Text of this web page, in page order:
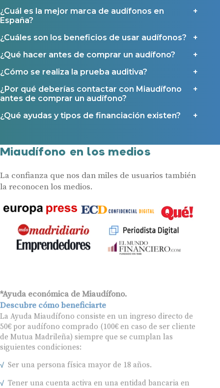
¿Cuál es la mejor marca de audífonos en
España?
¿Cuáles son los beneficios de usar audífonos?
¿Qué hacer antes de comprar un audífono?
¿Cómo se realiza la prueba auditiva?
¿Por qué deberías contactar con Miaudífono
antes de comprar un audífono?
¿Qué ayudas y tipos de financiación existen?
Miaudífono en los medios
La confianza que nos dan miles de usuarios también
la reconocen los medios.
*Ayuda económica de Miaudífono.
Descubre cómo beneficiarte
La Ayuda Miaudífono consiste en un ingreso directo de
50€ por audífono comprado (100€ en caso de ser cliente
de Mutua Madrileña) siempre que se cumplan las
siguientes condiciones:
Ser una persona física mayor de 18 años.
Tener una cuenta activa en una entidad bancaria en